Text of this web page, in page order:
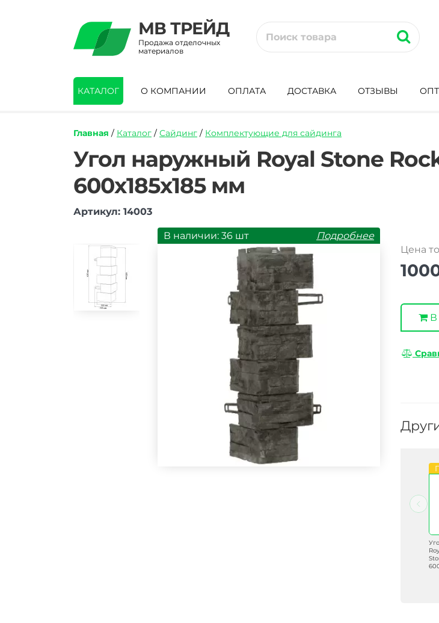
МВ ТРЕЙД
Продажа отделочных
материалов
КАТАЛОГ О КОМПАНИИ ОПЛАТА ДОСТАВКА ОТЗЫВЫ
Главная / Каталог / Сайдинг / Комплектующие для сайдинга
https://mvtrade.ru/images/id/normal/ugol-
naruzhnyj-
stone-
rocky-
stone-
kvebek.jpg
Угол наружный Royal Stone
600х185х185 мм
Артикул: 14003
В наличии: 36 шт
Подробнее
Цена
В